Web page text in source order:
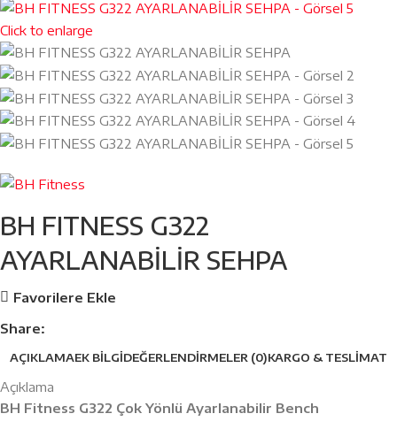
Click to enlarge
BH FITNESS G322
AYARLANABİLİR SEHPA
Favorilere Ekle
Share:
AÇIKLAMAEK BILGIDEĞERLENDIRMELER (0)KARGO & TESLIMAT
Açıklama
BH Fitness G322 Çok Yönlü Ayarlanabilir Bench